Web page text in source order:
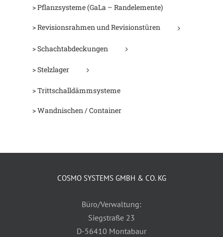
> Pflanzsysteme (GaLa – Randelemente)
> Revisionsrahmen und Revisionstüren
> Schachtabdeckungen
> Stelzlager
> Trittschalldämmsysteme
> Wandnischen / Container
COSMO SYSTEMS GMBH & CO. KG
Büro/Verwaltung:
Siegstraße 23
D-56410 Montabaur